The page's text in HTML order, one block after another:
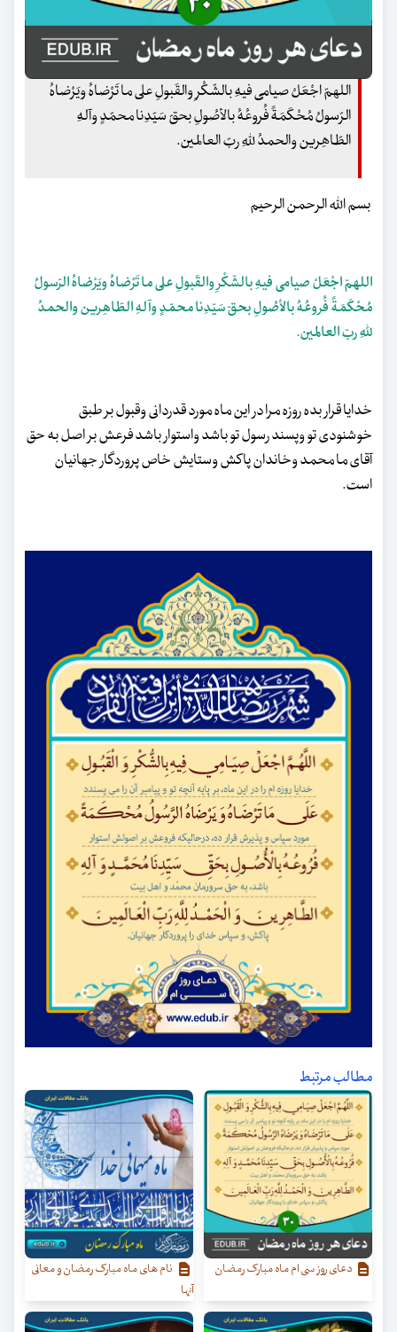
اللهمّ اجْعَلْ صیامی فیهِ بالشّکْرِ والقَبولِ على ما تَرْضاهُ ویَرْضاهُ
الرّسولُ مُحْکَمَةً فُروعُهُ بالأصُولِ بحقّ سَیّدِنا محمّدٍ وآلهِ
الطّاهِرین والحمدُ للهِ ربّ العالمین.
بسم الله الرحمن الرحیم
اللهمّ اجْعَلْ صیامی فیهِ بالشّکْرِ والقَبولِ على ما تَرْضاهُ ویَرْضاهُ الرّسولُ
مُحْکَمَةً فُروعُهُ بالأصُولِ بحقّ سَیّدِنا محمّدٍ وآلهِ الطّاهِرین والحمدُ
للهِ ربّ العالمین.
خدایا قرار بده روزه مرا در این ماه مورد قدردانى وقبول بر طبق
خوشنودى تو وپسند رسول تو باشد واستوار باشد فرعش بر اصل به حق
آقاى ما محمد وخاندان پاکش وستایش خاص پروردگار جهانیان
است.
مطالب مرتبط
دعای روز سی ام ماه مبارک رمضان
نام‌ های ماه مبارک رمضان و معانی
آنها